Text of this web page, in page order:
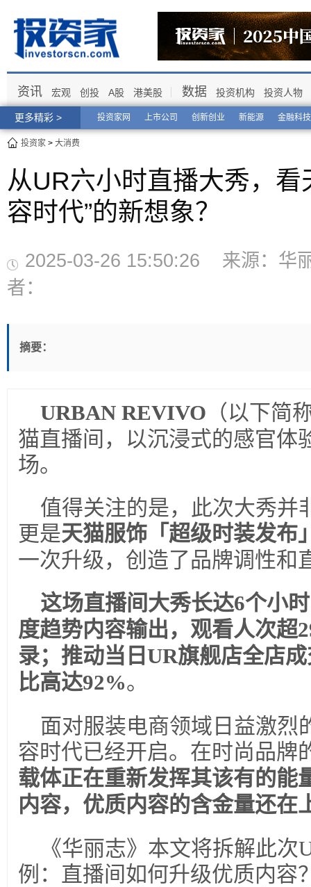
更多精彩 > 投资家网 上市公司 创新创业 新能源 金融科技
资讯 宏观 创投 A股 港美股 数据 投资机构 投资人物
投资家 > 大消费
从UR六小时直播大秀，看
容时代”的新想象？
2025-03-26 15:50:26 来源：华
者：
摘要：
URBAN REVIVO （以下简
猫直播间，以沉浸式的感官体
场。
值得关注的是，此次大秀并
更是天猫服饰「超级时装发布
一次升级，创造了品牌调性和
这场直播间大秀长达6个小
度趋势内容输出，观看人次超
录；推动当日UR旗舰店全店
比高达92%。
面对服装电商领域日益激烈
容时代已经开启。在时尚品牌
载体正在重新发挥其该有的能
内容，优质内容的含金量还在
《华丽志》本文将拆解此
例：直播间如何升级优质内容